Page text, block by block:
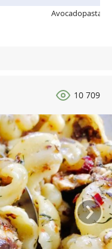
Avocadopasta
10 709
›